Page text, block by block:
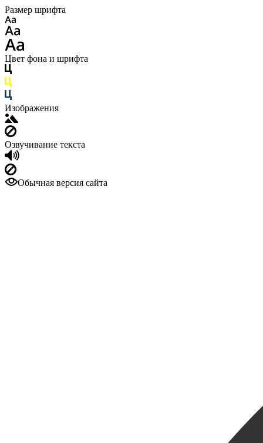
Размер шрифта
Цвет фона и шрифта
Изображения
Озвучивание текста
Обычная версия сайта